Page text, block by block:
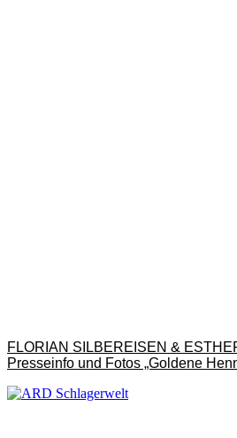
FLORIAN SILBEREISEN &
Presseinfo und Fotos „Goldene